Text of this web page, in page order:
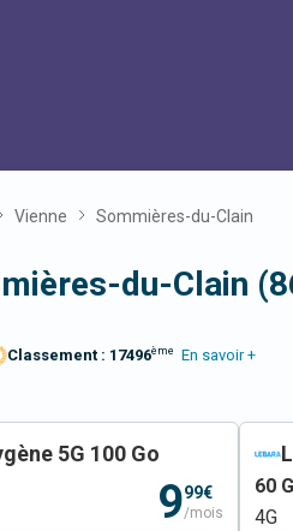
Vienne Sommières-du-Clain
du-Clain
Classement : 17496ème En savoir +
5G 100 Go
999€
/mois
60
4G